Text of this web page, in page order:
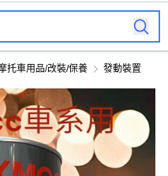
托車用品/改裝/保養 發動裝置